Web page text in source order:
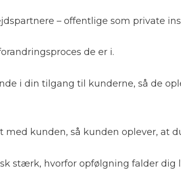
– offentlige som private
de er i.
i din tilgang til kunderne, så de
kunden, så kunden oplever, at
stærk, hvorfor opfølgning falder dig